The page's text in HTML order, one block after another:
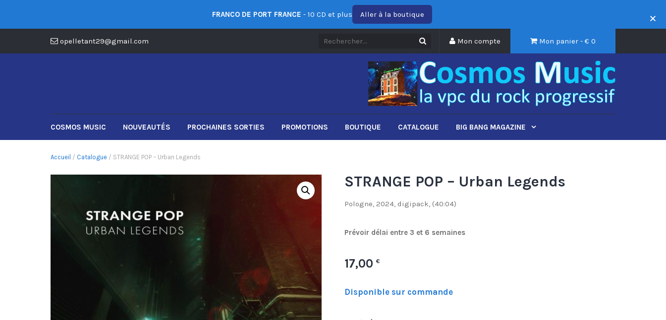
opelletant29@gmail.com Mon panier - € 0
Mon compte
COSMOS MUSIC NOUVEAUTÉS PROCHAINES SORTIES PROMOTIONS BOUTIQUE CATALOGUE BIG BANG MAGAZINE
Accueil / Catalogue / STRANGE POP – Urban Legends
STRANGE POP – Urban Legends
Pologne, 2024, digipack, (40:04)
Prévoir délai entre 3 et 6 semaines
17,00 €
Disponible sur commande
FRANCO DE PORT FRANCE - 10 CD et plus Aller à la boutique